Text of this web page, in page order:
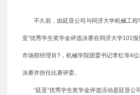
不久前，由廷亚公司与同济大学机械工程
亚”优秀学生奖学金评选决赛在同济大学101
市场部经理肖?，机械学院团委书记李红等4
决赛并担任比赛评委。
“廷亚”优秀学生奖学金评选活动是廷亚公